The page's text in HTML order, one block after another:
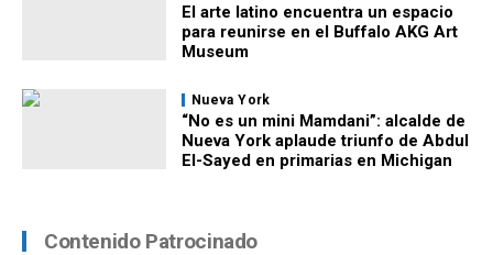
El arte latino encuentra un espacio
para reunirse en el Buffalo AKG Art
Museum
Nueva York
“No es un mini Mamdani”: alcalde de
Nueva York aplaude triunfo de Abdul
El-Sayed en primarias en Michigan
Contenido Patrocinado